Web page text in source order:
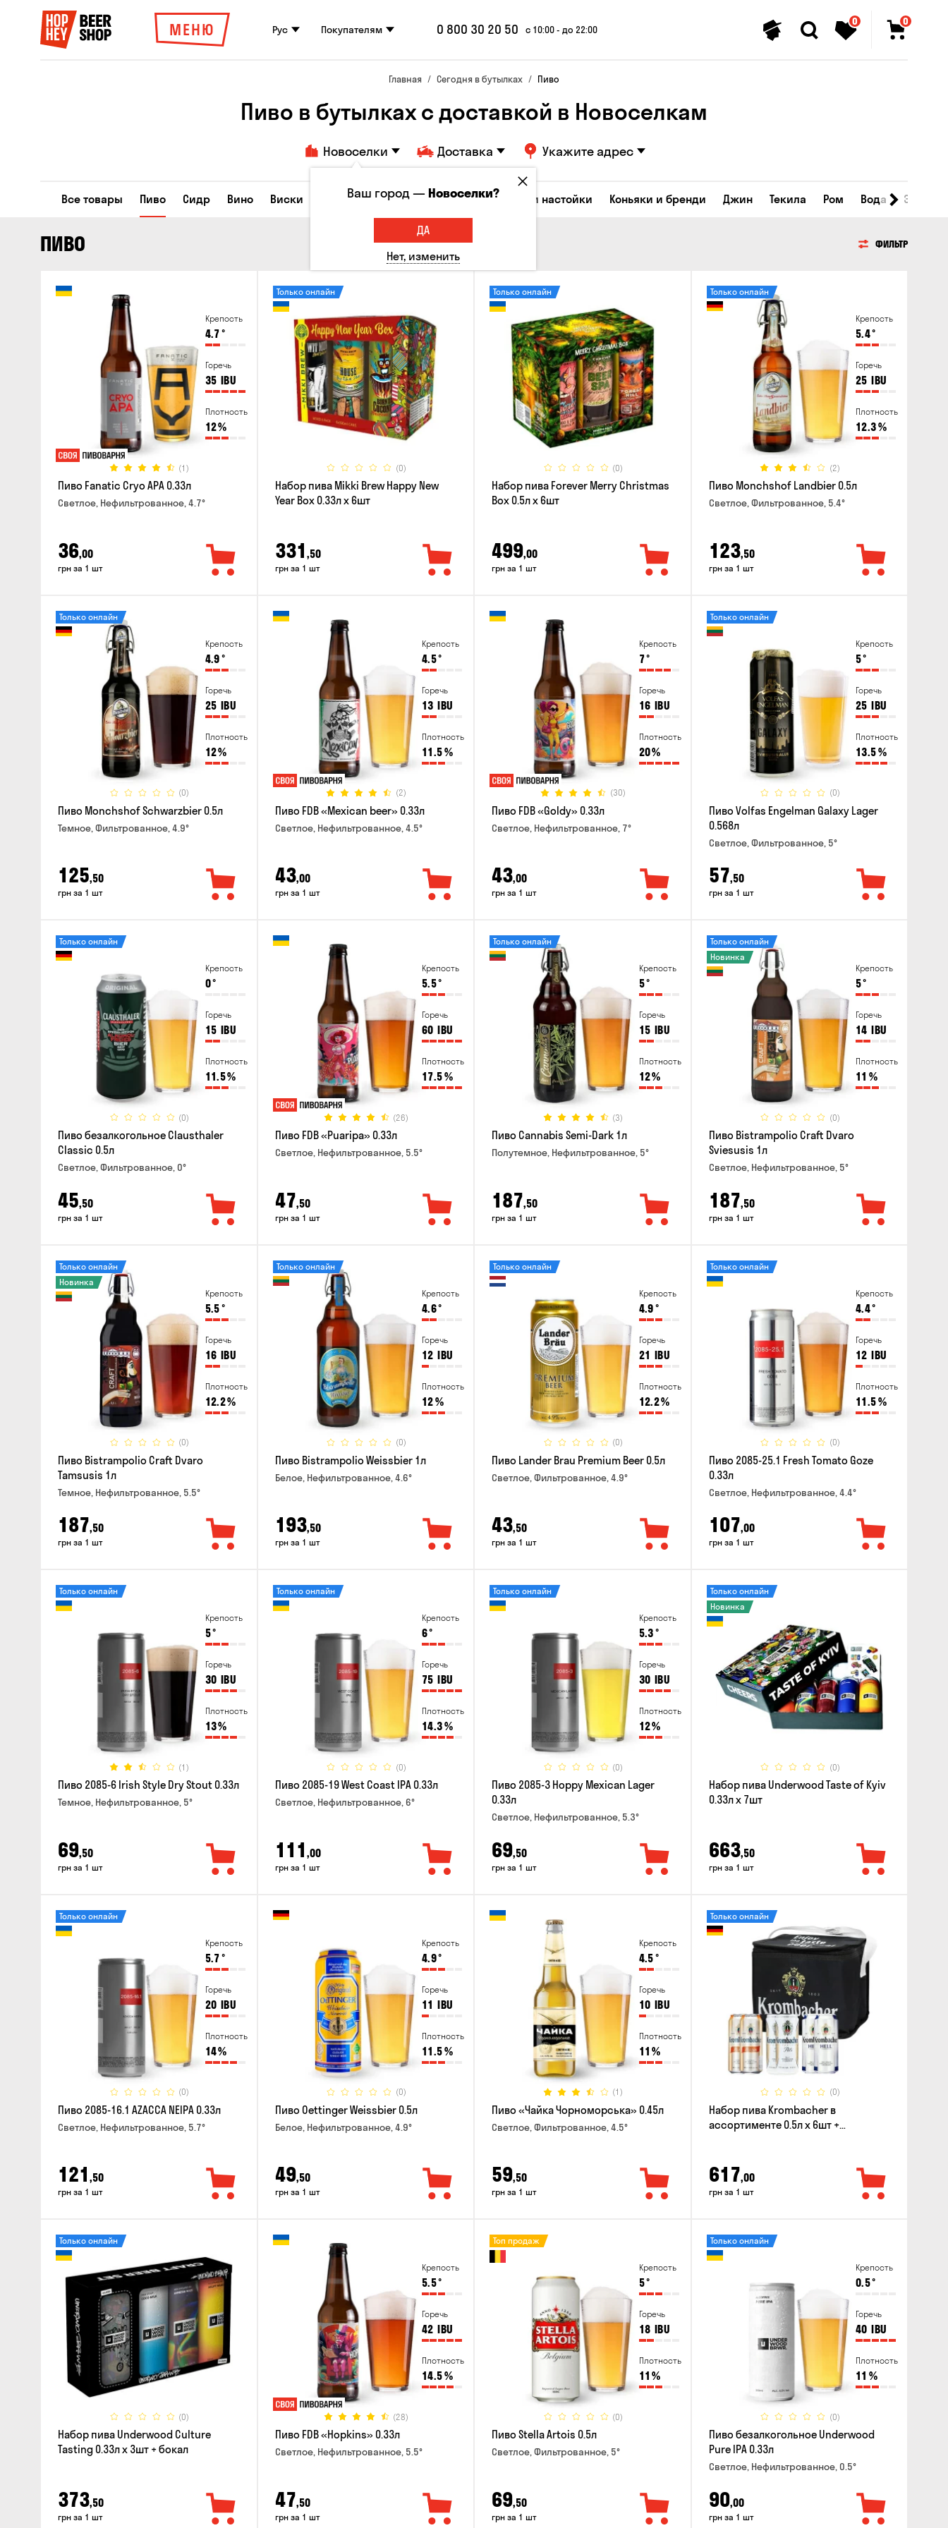
МЕНЮ Рус Покупателям 0 800 30 20 50 с 10:00 - до 22:00
0 0
Главная Сегодня в бутылках Пиво
Пиво в бутылках с доставкой в Новоселкам
Новоселки Доставка Укажите адрес
Все товары Пиво Сидр Вино Виски Коктейли Водка Соджу Ликеры и настойки Коньяки и бренди Джин Текила Ром Вода
ПИВО ФИЛЬТР
Крепость
4.7°
Горечь
35 IBU
Плотность
12%
(1)
Пиво Fanatic Cryo APA 0.33л
Светлое, Нефильтрованное, 4.7°
36,00
грн за 1 шт
(0)
Только онлайн
Набор пива Mikki Brew Happy New
Year Box 0.33л x 6шт
331 ,50
грн за 1 шт
(0)
Только онлайн
Набор пива Forever Merry Christmas
Box 0.5л x 6шт
499,00
грн за 1 шт
Крепость
5.4°
Горечь
25 IBU
Плотность
12.3%
(2)
Только онлайн
Пиво Monchshof Landbier 0.5л
Светлое, Фильтрованное, 5.4°
123,50
грн за 1 шт
Крепость
4.9°
Горечь
25 IBU
Плотность
12%
(0)
Только онлайн
Пиво Monchshof Schwarzbier 0.5л
Темное, Фильтрованное, 4.9°
125,50
грн за 1 шт
Крепость
4.5°
Горечь
13 IBU
Плотность
11.5%
(2)
Пиво FDB «Mexican beer» 0.33л
Светлое, Нефильтрованное, 4.5°
43,00
грн за 1 шт
Крепость
7°
Горечь
16 IBU
Плотность
20%
(30)
Пиво FDB «Goldy» 0.33л
Светлое, Нефильтрованное, 7°
43,00
грн за 1 шт
Крепость
5°
Горечь
25 IBU
Плотность
13.5%
(0)
Только онлайн
Пиво Volfas Engelman Galaxy Lager
0.568л
Светлое, Фильтрованное, 5°
57,50
грн за 1 шт
Крепость
0°
Горечь
15 IBU
Плотность
11.5%
(0)
Только онлайн
Пиво безалкогольное Clausthaler
Classic 0.5л
Светлое, Фильтрованное, 0°
45,50
грн за 1 шт
Крепость
5.5°
Горечь
60 IBU
Плотность
17.5%
(26)
Пиво FDB «Puaripa» 0.33л
Светлое, Нефильтрованное, 5.5°
47,50
грн за 1 шт
Крепость
5°
Горечь
15 IBU
Плотность
12%
(3)
Только онлайн
Пиво Cannabis Semi-Dark 1л
Полутемное, Нефильтрованное, 5°
187,50
грн за 1 шт
Крепость
5°
Горечь
14 IBU
Плотность
11 %
(0)
Только онлайн
Новинка
Пиво Bistrampolio Craft Dvaro
Sviesusis 1л
Светлое, Нефильтрованное, 5°
187,50
грн за 1 шт
Крепость
5.5°
Горечь
16 IBU
Плотность
12.2%
(0)
Только онлайн
Новинка
Пиво Bistrampolio Craft Dvaro
Tamsusis 1л
Темное, Нефильтрованное, 5.5°
187,50
грн за 1 шт
Крепость
4.6°
Горечь
12 IBU
Плотность
12%
(0)
Только онлайн
Пиво Bistrampolio Weissbier 1л
Белое, Нефильтрованное, 4.6°
193,50
грн за 1 шт
Крепость
4.9°
Горечь
21 IBU
Плотность
12.2%
(0)
Только онлайн
Пиво Lander Brau Premium Beer 0.5л
Светлое, Фильтрованное, 4.9°
43,50
грн за 1 шт
Крепость
4.4°
Горечь
12 IBU
Плотность
11.5%
(0)
Только онлайн
Пиво 2085-25.1 Fresh Tomato Goze
0.33л
Светлое, Нефильтрованное, 4.4°
107,00
грн за 1 шт
Крепость
5°
Горечь
30 IBU
Плотность
13%
(1)
Только онлайн
Пиво 2085-6 Irish Style Dry Stout 0.33л
Темное, Нефильтрованное, 5°
69,50
грн за 1 шт
Крепость
6°
Горечь
75 IBU
Плотность
14.3%
(0)
Только онлайн
Пиво 2085-19 West Coast IPA 0.33л
Светлое, Нефильтрованное, 6°
111 ,00
грн за 1 шт
Крепость
5.3°
Горечь
30 IBU
Плотность
12%
(0)
Только онлайн
Пиво 2085-3 Hoppy Mexican Lager
0.33л
Светлое, Нефильтрованное, 5.3°
69,50
грн за 1 шт
(0)
Только онлайн
Новинка
Набор пива Underwood Taste of Kyiv
0.33л x 7шт
663,50
грн за 1 шт
Крепость
5.7°
Горечь
20 IBU
Плотность
14%
(0)
Только онлайн
Пиво 2085-16.1 AZACCA NEIPA 0.33л
Светлое, Нефильтрованное, 5.7°
121 ,50
грн за 1 шт
Крепость
4.9°
Горечь
11 IBU
Плотность
11.5%
(0)
Пиво Oettinger Weissbier 0.5л
Белое, Нефильтрованное, 4.9°
49,50
грн за 1 шт
Крепость
4.5°
Горечь
10 IBU
Плотность
11 %
(1)
Пиво «Чайка Чорноморська» 0.45л
Светлое, Фильтрованное, 4.5°
59,50
грн за 1 шт
(0)
Только онлайн
Набор пива Krombacher в
ассортименте 0.5л х 6шт +
617,00
грн за 1 шт
(0)
Только онлайн
Набор пива Underwood Culture
Tasting 0.33л x 3шт + бокал
373,50
грн за 1 шт
Крепость
5.5°
Горечь
42 IBU
Плотность
14.5%
(28)
Пиво FDB «Hopkins» 0.33л
Светлое, Нефильтрованное, 5.5°
47,50
грн за 1 шт
Крепость
5°
Горечь
18 IBU
Плотность
11 %
(0)
Топ продаж
Пиво Stella Artois 0.5л
Светлое, Фильтрованное, 5°
69,50
грн за 1 шт
Крепость
0.5°
Горечь
40 IBU
Плотность
11 %
(0)
Только онлайн
Пиво безалкогольное Underwood
Pure IPA 0.33л
Светлое, Нефильтрованное, 0.5°
90,00
грн за 1 шт
Ваш город —Новоселки?
ДА
Нет, изменить